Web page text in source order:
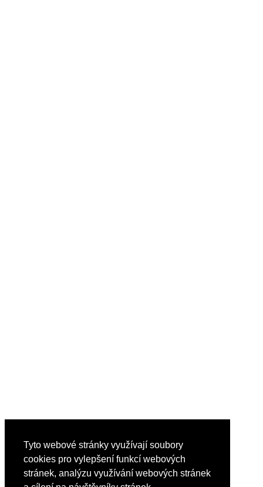
Tyto webové stránky využívají soubory
cookies pro vylepšení funkcí webových
stránek, analýzu využívání webových stránek